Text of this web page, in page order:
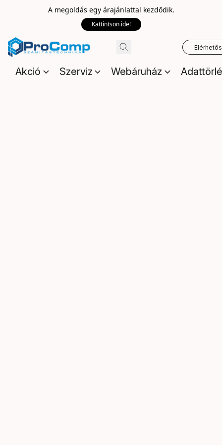
A megoldás egy árajánlattal kezdődik.
Kattintson ide!
Akció Szerviz Webáruház